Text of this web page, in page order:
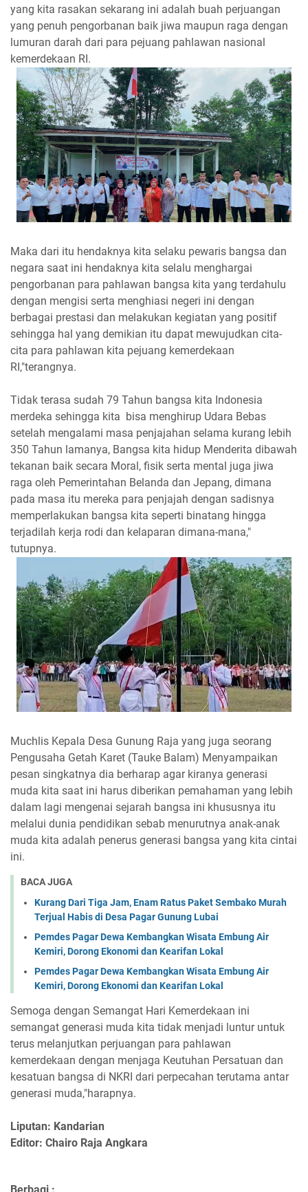
yang kita rasakan sekarang ini adalah buah perjuangan
yang penuh pengorbanan baik jiwa maupun raga dengan
lumuran darah dari para pejuang pahlawan nasional
kemerdekaan RI.
Maka dari itu hendaknya kita selaku pewaris bangsa dan
negara saat ini hendaknya kita selalu menghargai
pengorbanan para pahlawan bangsa kita yang terdahulu
dengan mengisi serta menghiasi negeri ini dengan
berbagai prestasi dan melakukan kegiatan yang positif
sehingga hal yang demikian itu dapat mewujudkan cita-
cita para pahlawan kita pejuang kemerdekaan
RI,"terangnya.
Tidak terasa sudah 79 Tahun bangsa kita Indonesia
merdeka sehingga kita bisa menghirup Udara Bebas
setelah mengalami masa penjajahan selama kurang lebih
350 Tahun lamanya, Bangsa kita hidup Menderita dibawah
tekanan baik secara Moral, fisik serta mental juga jiwa
raga oleh Pemerintahan Belanda dan Jepang, dimana
pada masa itu mereka para penjajah dengan sadisnya
memperlakukan bangsa kita seperti binatang hingga
terjadilah kerja rodi dan kelaparan dimana-mana,"
tutupnya.
Muchlis Kepala Desa Gunung Raja yang juga seorang
Pengusaha Getah Karet (Tauke Balam) Menyampaikan
pesan singkatnya dia berharap agar kiranya generasi
muda kita saat ini harus diberikan pemahaman yang lebih
dalam lagi mengenai sejarah bangsa ini khususnya itu
melalui dunia pendidikan sebab menurutnya anak-anak
muda kita adalah penerus generasi bangsa yang kita cintai
ini.
BACA JUGA
Kurang Dari Tiga Jam, Enam Ratus Paket Sembako Murah
Terjual Habis di Desa Pagar Gunung Lubai
Pemdes Pagar Dewa Kembangkan Wisata Embung Air
Kemiri, Dorong Ekonomi dan Kearifan Lokal
Pemdes Pagar Dewa Kembangkan Wisata Embung Air
Kemiri, Dorong Ekonomi dan Kearifan Lokal
Semoga dengan Semangat Hari Kemerdekaan ini
semangat generasi muda kita tidak menjadi luntur untuk
terus melanjutkan perjuangan para pahlawan
kemerdekaan dengan menjaga Keutuhan Persatuan dan
kesatuan bangsa di NKRI dari perpecahan terutama antar
generasi muda,"harapnya.
Liputan: Kandarian
Editor: Chairo Raja Angkara